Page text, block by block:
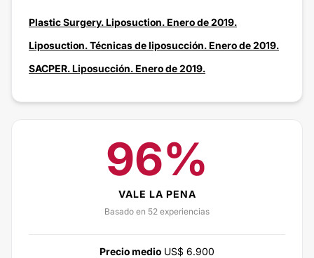
Plastic Surgery. Liposuction. Enero de 2019.
Liposuction. Técnicas de liposucción. Enero de 2019.
SACPER. Liposucción. Enero de 2019.
96%
VALE LA PENA
Basado en 52 experiencias
Precio medio US$ 6.900